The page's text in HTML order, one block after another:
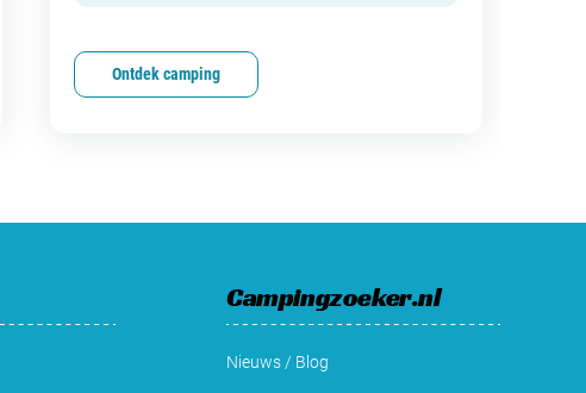
Ontdek camping
Campingzoeker.nl
Nieuws / Blog